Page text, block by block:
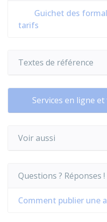
Guichet des
tarifs
Textes de référence
Services en ligne
Voir aussi
Questions ? Réponses !
Comment publier une